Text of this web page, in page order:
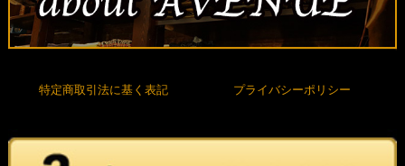
特定商取引法に基く表記 プライバシーポリシー